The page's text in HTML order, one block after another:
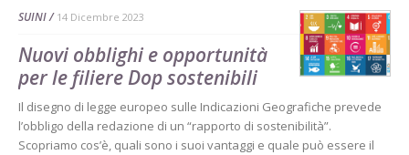
SUINI 14 Dicembre 2023
Nuovi obblighi e opportunità
per le filiere Dop sostenibili
Il disegno di legge europeo sulle Indicazioni Geografiche prevede
l’obbligo della redazione di un “rapporto di sostenibilità”.
Scopriamo cos’è, quali sono i suoi vantaggi e quale può essere il